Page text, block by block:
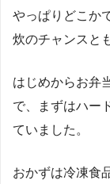
やっぱりどこか
炊のチャンスと
はじめからお弁
で、まずはハー
ていました。
おかずは冷凍食